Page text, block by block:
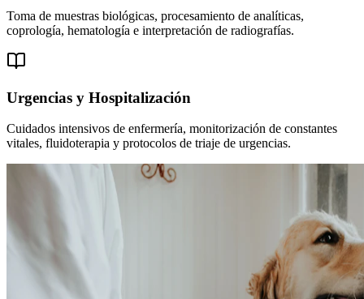
Toma de muestras biológicas, procesamiento de analíticas,
coprología, hematología e interpretación de radiografías.
Urgencias y Hospitalización
Cuidados intensivos de enfermería, monitorización de constantes
vitales, fluidoterapia y protocolos de triaje de urgencias.